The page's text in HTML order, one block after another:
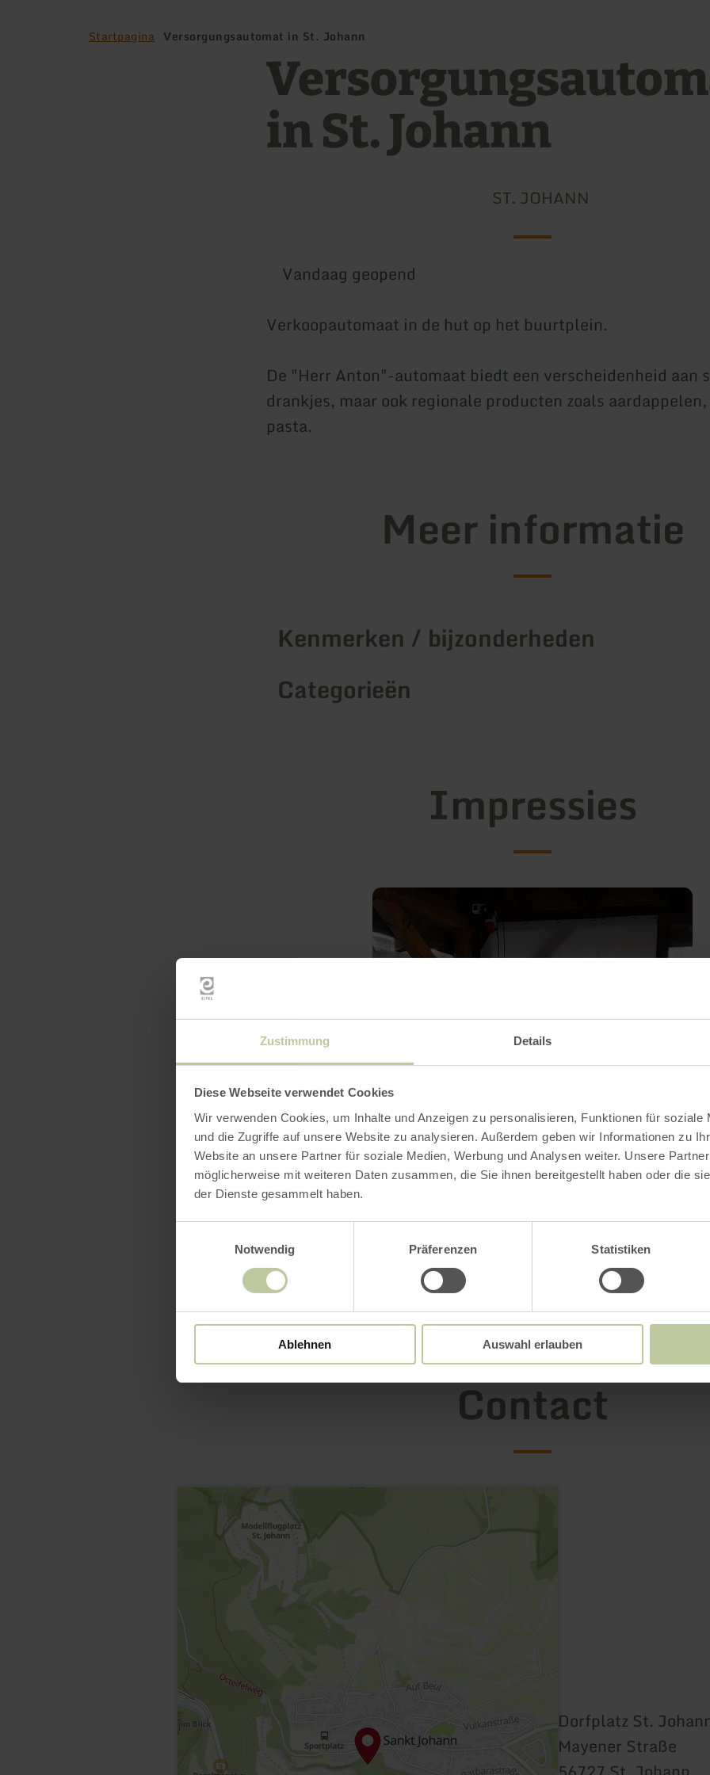
Zustimmung Details
Diese Webseite verwendet Cookies
Wir verwenden Cookies, um Inhalte und Anzeigen zu personalisieren, Funktionen für soziale
und die Zugriffe auf unsere Website zu analysieren. Außerdem geben wir Informationen zu
Website an unsere Partner für soziale Medien, Werbung und Analysen weiter. Unsere
möglicherweise mit weiteren Daten zusammen, die Sie ihnen bereitgestellt haben oder die
der Dienste gesammelt haben.
Notwendig
Präferenzen Statistiken
Ablehnen Auswahl erlauben
Startpagina Versorgungsautomat in St. Johann
in St. Johann
ST. JOHANN
Vandaag geopend
Verkoopautomaat in de hut op het buurtplein.
De "Herr Anton"-automaat biedt een verscheidenheid aan
drankjes, maar ook regionale producten zoals
pasta.
Meer informatie
Kenmerken / bijzonderheden
Categorieën
Impressies
Contact
Dorfplatz St.
Mayener Straße